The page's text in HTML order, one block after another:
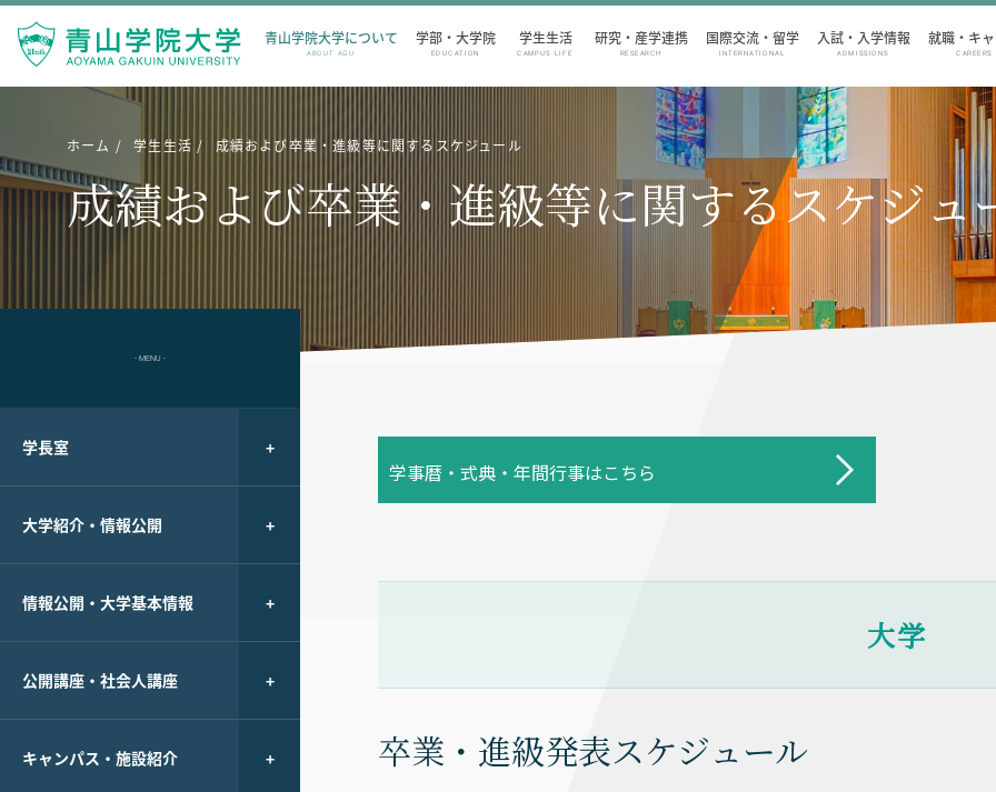
青山学院大学について
ABOUT AGU
学部・大学院
EDUCATION
学生生活
CAMPUS LIFE
研究・産学連携
RESEARCH
国際交流・留学
INTERNATIONAL
入試・入学情報
ADMISSIONS
就職・キ
CAREERS
ホーム 学生生活 成績および卒業・進級等に関するスケジュール
成績および卒業・進級等に関するスケジュ
- MENU -
学長室
大学紹介・情報公開
情報公開・大学基本情報
公開講座・社会人講座
キャンパス・施設紹介
学事暦・式典・年間行事はこちら
大学
卒業・進級発表スケジュール